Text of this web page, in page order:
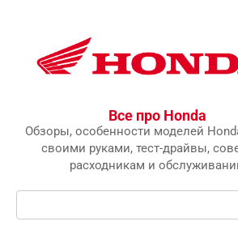
Все про Honda
Обзоры, особенности моделей
своими руками, тест-драйвы,
расходникам и